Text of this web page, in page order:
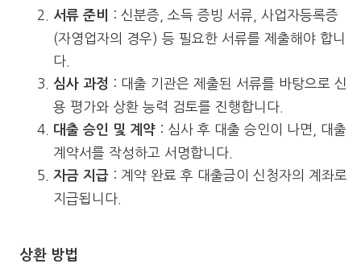
서류 준비
: 신분증, 소득 증빙 서류, 사업자등록증
(자영업자의 경우) 등 필요한 서류를 제출해야 합니
다.
심사 과정 : 대출 기관은 제출된 서류를 바탕으로 신
용 평가와 상환 능력 검토를 진행합니다.
대출 승인 및 계약 : 심사 후 대출 승인이 나면, 대출
계약서를 작성하고 서명합니다.
자금 지급 : 계약 완료 후 대출금이 신청자의 계좌로
지급됩니다.
상환 방법